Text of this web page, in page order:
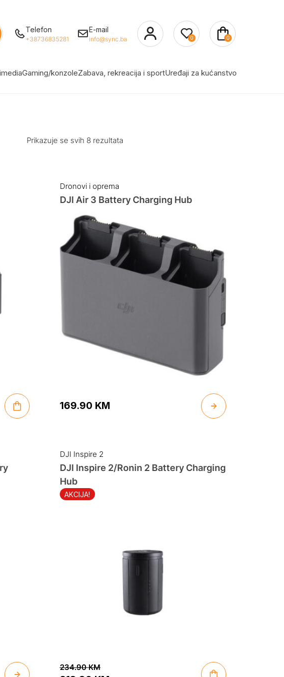
Telefon
+38736835281
E-mail
info@sync.ba 0 0
Gaming/konzoleZabava, rekreacija i sportUređaji za kućanstvo
Prikazuje se svih 8 rezultata
Dronovi i oprema
DJI Air 3 Battery Charging Hub
169.90 KM
DJI Inspire 2
AKCIJA!
DJI Inspire 2/Ronin 2 Battery Charging
Hub
234.90KM